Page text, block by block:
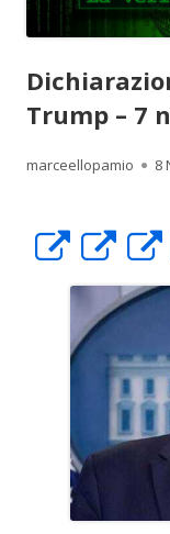
Trump – 7
Autore
marceellopamio 8
Apre
in
una
nuova
in
una